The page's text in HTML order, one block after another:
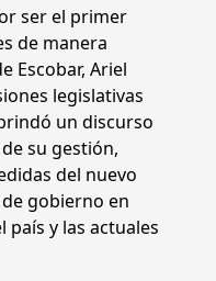
ser el primer
de manera
Escobar, Ariel
legislativas
un discurso
su gestión,
del nuevo
gobierno en
y las actuales